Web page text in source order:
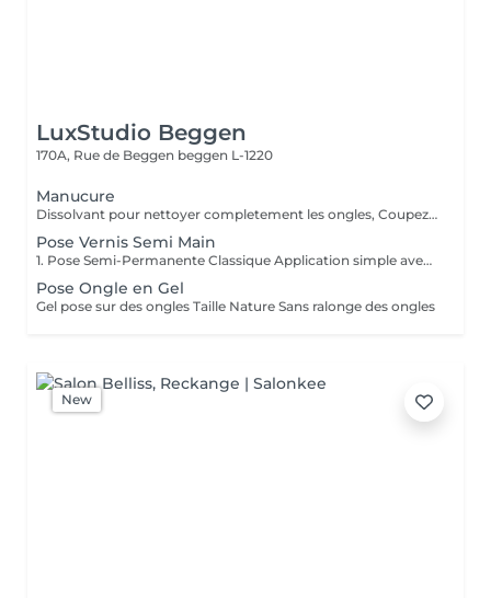
LuxStudio Beggen
170A, Rue de Beggen beggen L-1220
Manucure
Dissolvant pour nettoyer completement les ongles, Coupez et Modelez les ongles avec une lime, Mouillez les mains quelques minutes pour ramollir les cuticules, Pousses les Cuticules avec batone pour repousser doucement vers l'arrière et coupez les excès, Hydratez les Mains avec crème et les cuticules pour maintenir la peau douce, Appliquez une base transparent pour protéger les ongles. Attendez suffisamment de tempos pour sèche.
Pose Vernis Semi Main
1. Pose Semi-Permanente Classique Application simple avec une fine couche de base. Idéale pour celles qui souhaitent de la couleur, de la brillance et un léger renfort. Tenue moyenne 2 semaines. 2. Pose Semi + Renfort Combinaison d'une base classique avec une couche de renfort. Offre une meilleure résistance que le semi-permanent classique, parfaite pour les ongles naturels. Moyenne Tenue de 2 à 3 semaines. 3. Pose Semi + Fiber Ultra Base classique combinée à un gel enrichi en fibres, idéale pour les ongles fragiles ou nécessitant un renforcement supplémentaire. Tenue Moyenne 3 à 4 semaines.
Pose Ongle en Gel
Gel pose sur des ongles Taille Nature Sans ralonge des ongles
New